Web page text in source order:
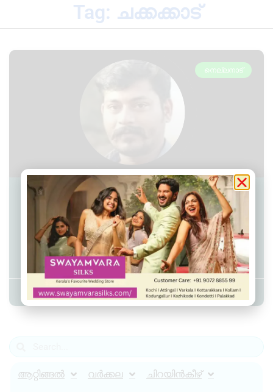
Tag: ചക്കക്കാട്
നെല്ലനാട്
വെഞ്ഞാറമൂട്ടിൽ കാട്ടുപന്നിക്ക് വച്ച
കെണിയിൽ നിന്ന്
വൈദ്യുതാഘാതമേറ്റ് യുവാവ്
മരിച്ചു
Admin YS March 24, 2024 11:06 am
ആറ്റിങ്ങൽ വർക്കല ചിറയിൻകീഴ്